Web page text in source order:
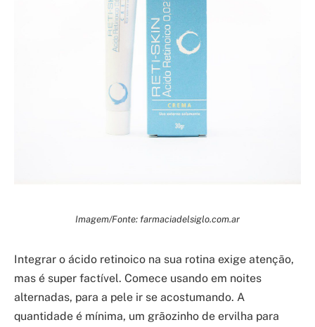
Imagem/Fonte: farmaciadelsiglo.com.ar
Integrar o ácido retinoico na sua rotina exige atenção,
mas é super factível. Comece usando em noites
alternadas, para a pele ir se acostumando. A
quantidade é mínima, um grãozinho de ervilha para